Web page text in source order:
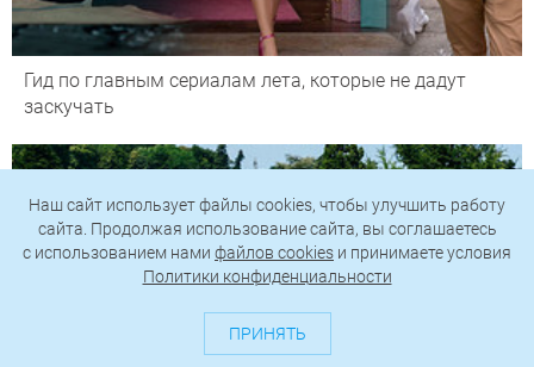
Гид по главным сериалам лета, которые не дадут
заскучать
Наш сайт использует файлы cookies, чтобы улучшить работу
сайта. Продолжая использование сайта, вы соглашаетесь
c использованием нами файлов cookies и принимаете условия
Политики конфиденциальности
ПРИНЯТЬ